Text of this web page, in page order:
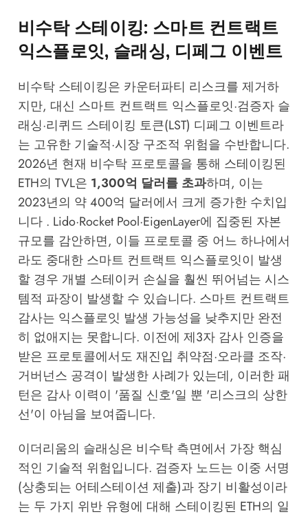
비수탁 스테이킹: 스마트 컨트랙트
익스플로잇, 슬래싱, 디페그 이벤트
비수탁 스테이킹은 카운터파티 리스크를 제거하
지만, 대신 스마트 컨트랙트 익스플로잇·검증자 슬
래싱·리퀴드 스테이킹 토큰(LST) 디페그 이벤트라
는 고유한 기술적·시장 구조적 위험을 수반합니다.
2026년 현재 비수탁 프로토콜을 통해 스테이킹된
ETH의 TVL은 1,300억 달러를 초과하며, 이는
2023년의 약 400억 달러에서 크게 증가한 수치입
니다 . Lido·Rocket Pool·EigenLayer에 집중된 자본
규모를 감안하면, 이들 프로토콜 중 어느 하나에서
라도 중대한 스마트 컨트랙트 익스플로잇이 발생
할 경우 개별 스테이커 손실을 훨씬 뛰어넘는 시스
템적 파장이 발생할 수 있습니다. 스마트 컨트랙트
감사는 익스플로잇 발생 가능성을 낮추지만 완전
히 없애지는 못합니다. 이전에 제3자 감사 인증을
받은 프로토콜에서도 재진입 취약점·오라클 조작·
거버넌스 공격이 발생한 사례가 있는데, 이러한 패
턴은 감사 이력이 '품질 신호'일 뿐 '리스크의 상한
선'이 아님을 보여줍니다.
이더리움의 슬래싱은 비수탁 측면에서 가장 핵심
적인 기술적 위험입니다. 검증자 노드는 이중 서명
(상충되는 어테스테이션 제출)과 장기 비활성이라
는 두 가지 위반 유형에 대해 스테이킹된 ETH의 일